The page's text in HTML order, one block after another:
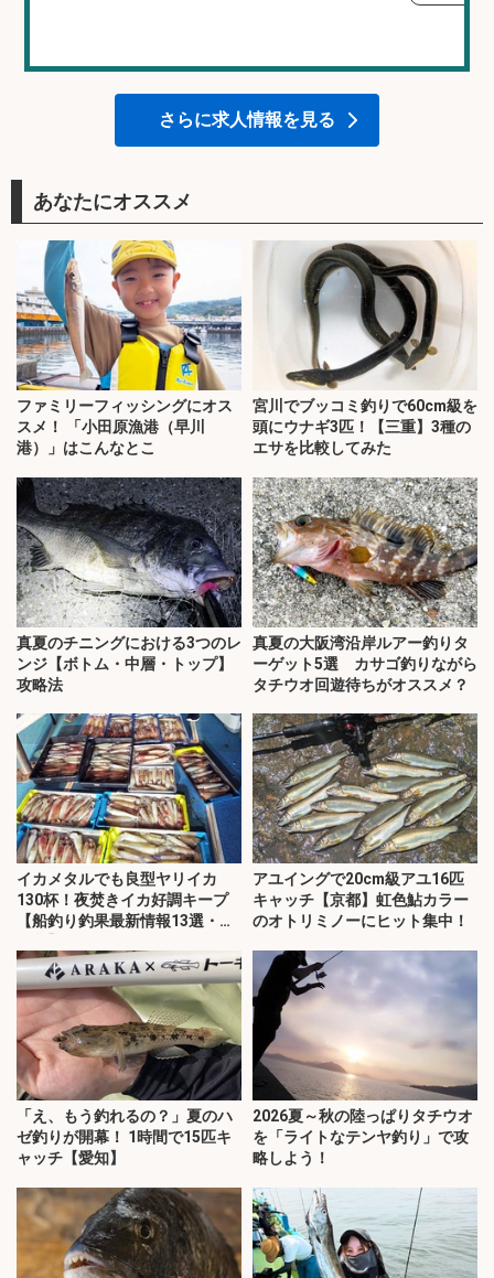
さらに求人情報を見る
あなたにオススメ
ファミリーフィッシングにオス
スメ！ 「小田原漁港（早川
港）」はこんなとこ
宮川でブッコミ釣りで60cm級を
頭にウナギ3匹！【三重】3種の
エサを比較してみた
真夏のチニングにおける3つのレ
ンジ【ボトム・中層・トップ】
攻略法
真夏の大阪湾沿岸ルアー釣りタ
ーゲット5選 カサゴ釣りながら
タチウオ回遊待ちがオススメ？
イカメタルでも良型ヤリイカ
130杯！夜焚きイカ好調キープ
【船釣り釣果最新情報13選・玄
アユイングで20cm級アユ16匹
キャッチ【京都】虹色鮎カラー
のオトリミノーにヒット集中！
「え、もう釣れるの？」夏のハ
ゼ釣りが開幕！ 1時間で15匹キ
ャッチ【愛知】
2026夏～秋の陸っぱりタチウオ
を「ライトなテンヤ釣り」で攻
略しよう！